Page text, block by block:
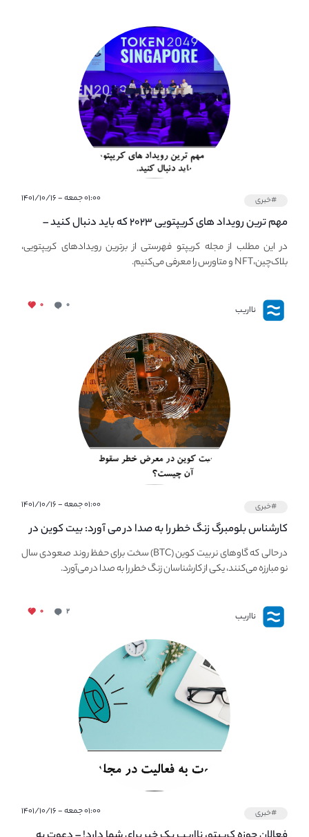
#خبری ۰۱:۰۰ جمعه - ۱۴۰۱/۱۰/۱۶
مهم ترین رویداد های کریپتویی ۲۰۲۳ که باید دنبال کنید –
معرفی بهترین رویداد های جهانی
در این مطلب از مجله کریپتو فهرستی از برترین رویدادهای کریپتویی،
بلاک‌چین،NFT و متاورس را معرفی می‌کنیم.
نااریب ۰ ۰
#خبری ۰۱:۰۰ جمعه - ۱۴۰۱/۱۰/۱۶
کارشناس بلومبرگ زنگ خطر را به صدا در می آورد: بیت کوین در
معرض خطر سقوط بزرگ است - دلیل آن چیست؟در حالی که گاوهای نر بیت کوین (BTC) سخت برای حفظ روند صعودی سال
نو مبارزه می‌کنند، یکی از کارشناسان زنگ خطر را به صدا در می‌آورد.
نااریب ۲ ۰
#خبری ۰۱:۰۰ جمعه - ۱۴۰۱/۱۰/۱۶